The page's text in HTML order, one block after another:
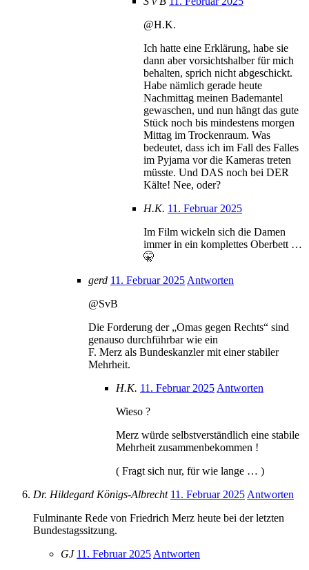
@H.K.
Ich hatte eine Erklärung, habe sie
dann aber vorsichtshalber für mich
behalten, sprich nicht abgeschickt.
Habe nämlich gerade heute
Nachmittag meinen Bademantel
gewaschen, und nun hängt das gute
Stück noch bis mindestens morgen
Mittag im Trockenraum. Was
bedeutet, dass ich im Fall des Falles
im Pyjama vor die Kameras treten
müsste. Und DAS noch bei DER
Kälte! Nee, oder?
H.K. 11. Februar 2025
Im Film wickeln sich die Damen
immer in ein komplettes Oberbett …
🤫
gerd 11. Februar 2025 Antworten
@SvB
Die Forderung der „Omas gegen Rechts“ sind
genauso durchführbar wie ein
F. Merz als Bundeskanzler mit einer stabiler
Mehrheit.
H.K. 11. Februar 2025 Antworten
Wieso ?
Merz würde selbstverständlich eine stabile
Mehrheit zusammenbekommen !
( Fragt sich nur, für wie lange … )
Dr. Hildegard Königs-Albrecht 11. Februar 2025 Antworten
Fulminante Rede von Friedrich Merz heute bei der letzten
Bundestagssitzung.
GJ 11. Februar 2025 Antworten